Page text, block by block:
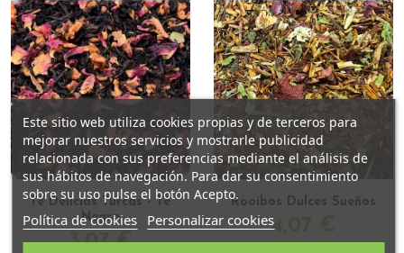
Té Delicias Turcas - Té
Negro
3,07 €
Rooibos Dulces Sueños
4,07 €
Este sitio web utiliza cookies propias y de terceros para
mejorar nuestros servicios y mostrarle publicidad
relacionada con sus preferencias mediante el análisis de
sus hábitos de navegación. Para dar su consentimiento
sobre su uso pulse el botón Acepto.
Política de cookies Personalizar cookies